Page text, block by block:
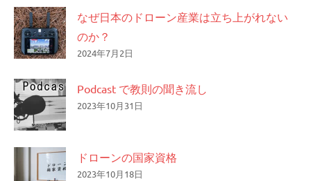
なぜ日本のドローン産業は立ち上がれない
のか？
2024年7月2日
Podcast で教則の聞き流し
2023年10月31日
ドローンの国家資格
2023年10月18日